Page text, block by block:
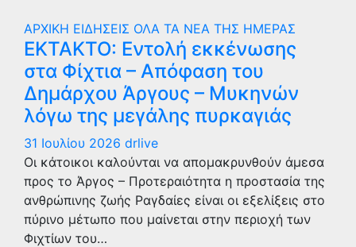
ΑΡΧΙΚΗ ΕΙΔΗΣΕΙΣ ΟΛΑ ΤΑ ΝΕΑ ΤΗΣ ΗΜΕΡΑΣ
ΕΚΤΑΚΤΟ: Εντολή εκκένωσης
στα Φίχτια – Απόφαση του
Δημάρχου Άργους – Μυκηνών
λόγω της μεγάλης πυρκαγιάς
31 Ιουλίου 2026 drlive
Οι κάτοικοι καλούνται να απομακρυνθούν άμεσα
προς το Άργος – Προτεραιότητα η προστασία της
ανθρώπινης ζωής Ραγδαίες είναι οι εξελίξεις στο
πύρινο μέτωπο που μαίνεται στην περιοχή των
Φιχτίων του…